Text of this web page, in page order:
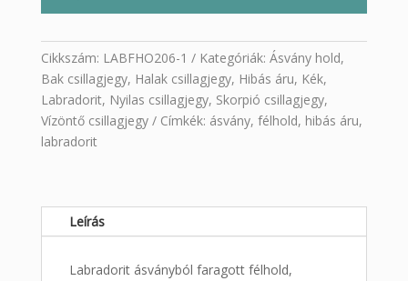
Cikkszám: LABFHO206-1 Kategóriák: Ásvány hold,
Bak csillagjegy, Halak csillagjegy, Hibás áru, Kék,
Labradorit, Nyilas csillagjegy, Skorpió csillagjegy,
Vízöntő csillagjegy
Címkék: ásvány, félhold, hibás áru,
labradorit
Leírás
Labradorit ásványból faragott félhold,